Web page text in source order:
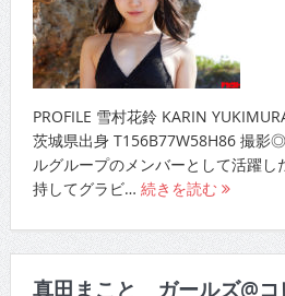
茨城県出身 T156B77W58H86 撮
ルグループのメンバーとして活躍し
持してグラビ… 続きを読む
真田まこと ガールズ@コ